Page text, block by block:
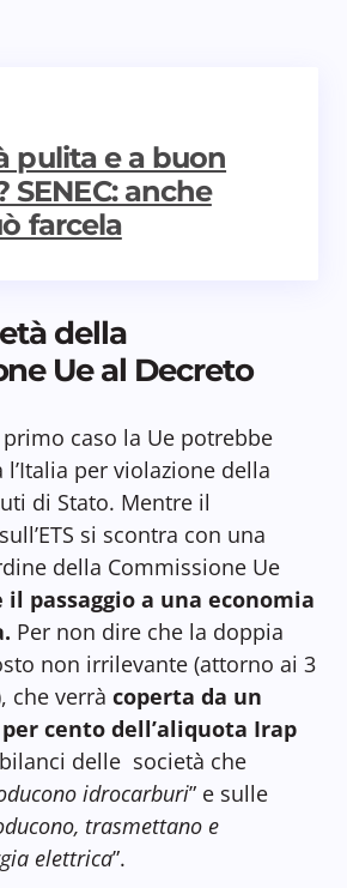
pulita e a buon
SENEC: anche
farcela
della
Ue al Decreto
caso la Ue potrebbe
per violazione della
di Stato. Mentre il
si scontra con una
della Commissione Ue
passaggio a una economia
Per non dire che la doppia
non irrilevante (attorno ai 3
che verrà coperta da un
cento dell’aliquota Irap
delle società che
idrocarburi” e sulle
trasmettano e
elettrica”.